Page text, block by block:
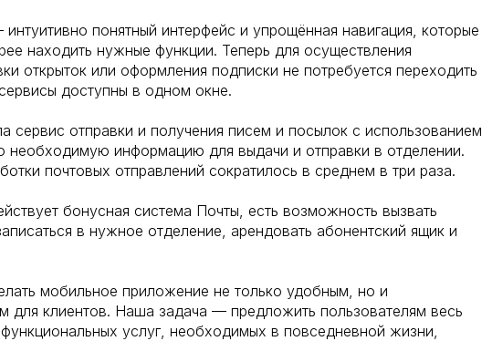
понятный интерфейс и упрощённая навигация, которые
находить нужные функции. Теперь для осуществления
открыток или оформления подписки не потребуется переходить
доступны в одном окне.
сервис отправки и получения писем и посылок с использованием
информацию для выдачи и отправки в отделении.
почтовых отправлений сократилось в среднем в три раза.
бонусная система Почты, есть возможность вызвать
в нужное отделение, арендовать абонентский ящик и
мобильное приложение не только удобным, но и
для клиентов. Наша задача — предложить пользователям весь
услуг, необходимых в повседневной жизни,